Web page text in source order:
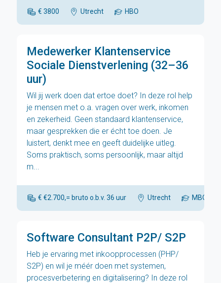
€ 3800 Utrecht HBO
Medewerker Klantenservice
Sociale Dienstverlening (32–36
uur)
Wil jij werk doen dat ertoe doet? In deze rol help
je mensen met o.a. vragen over werk, inkomen
en zekerheid. Geen standaard klantenservice,
maar gesprekken die er écht toe doen. Je
luistert, denkt mee en geeft duidelijke uitleg.
Soms praktisch, soms persoonlijk, maar altijd
m...
€ €2.700,= bruto o.b.v. 36 uur Utrecht MBO
Software Consultant P2P/ S2P
Heb je ervaring met inkoopprocessen (PHP/
S2P) en wil je méér doen met systemen,
procesverbetering en digitalisering? In deze rol